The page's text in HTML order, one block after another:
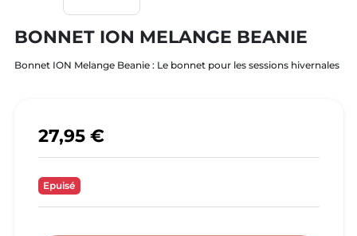
BONNET ION MELANGE BEANIE
Bonnet ION Melange Beanie : Le bonnet pour les sessions hivernales
27,95 €
Epuisé